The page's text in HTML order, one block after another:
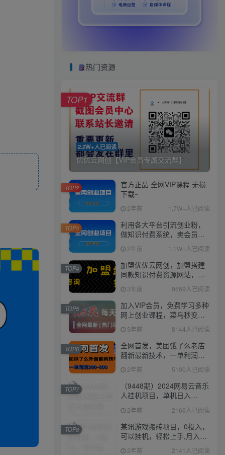
热门资源
2.2W+人已阅读
优优云网创【VIP会员专属交流群】
TOP1
官方正品 全网VIP课程 无损
下载~
2年前 1.7W+人已阅读
TOP2
利用各大平台引流创业粉，
做知识付费系统，卖会员，
卖课程，实现日入几百几千
2年前 1.1W+人已阅读
TOP3
加盟优优云网创，加盟搭建
同款知识付费资源网站，实
现长期稳定被动收入~
3年前 9569人已阅读
TOP4
加入VIP会员，免费学习多种
网上创业课程，菜鸟秒变大
神！
3年前 8144人已阅读
TOP5
全网首发，美团饿了么老店
翻新最新技术，一单利润
300-600
2年前 5100人已阅读
TOP6
（9448期）2024网易云音乐
人挂机项目，单机日入
150+，无脑月入5000+
2年前 2166人已阅读
TOP7
某讯游戏搬砖项目，0投入，
可以挂机，轻松上手,月入
3000+上不封顶
2年前 2141人已阅读
TOP8